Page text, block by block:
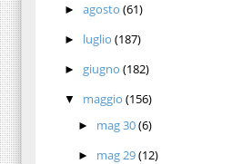
► agosto (61)
► luglio (187)
► giugno (182)
▼ maggio (156)
► mag 30(6)
► mag 29(12)